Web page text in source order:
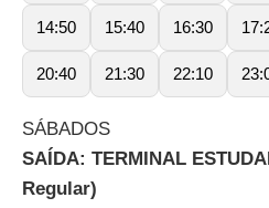
14:50 15:40 16:30
20:40 21:30 22:10
SÁBADOS
SAÍDA: TERMINAL
Regular)